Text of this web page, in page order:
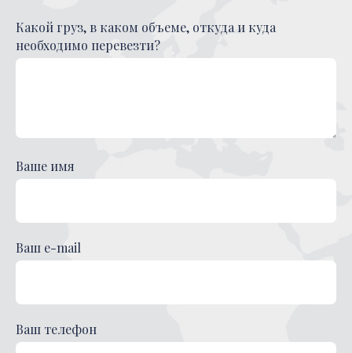
Какой груз, в каком объеме, откуда и куда
необходимо перевезти?
Ваше имя
Ваш e-mail
Ваш телефон